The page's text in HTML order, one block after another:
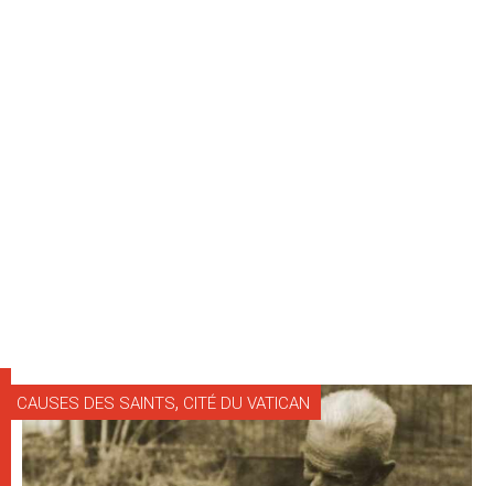
CAUSES DES SAINTS, CITÉ DU VATICAN